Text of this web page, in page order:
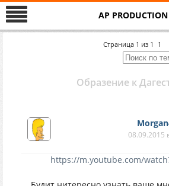
AP PRODUCTION
Страница 1 из 1 1
Образение к
08.09.2015
https://m.youtube.com/